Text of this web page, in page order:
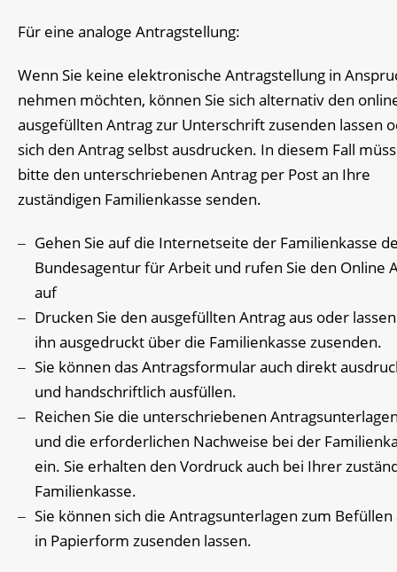
Für eine analoge Antragstellung:
Wenn Sie keine elektronische Antragstellung in
nehmen möchten, können Sie sich alternativ den
ausgefüllten Antrag zur Unterschrift zusenden lassen
sich den Antrag selbst ausdrucken. In diesem Fall
bitte den unterschriebenen Antrag per Post an Ihre
zuständigen Familienkasse senden.
Gehen Sie auf die Internetseite der Familienkasse
Bundesagentur für Arbeit und rufen Sie den Online
auf
Drucken Sie den ausgefüllten Antrag aus oder
ihn ausgedruckt über die Familienkasse zusenden.
Sie können das Antragsformular auch direkt
und handschriftlich ausfüllen.
Reichen Sie die unterschriebenen
und die erforderlichen Nachweise bei der
ein. Sie erhalten den Vordruck auch bei Ihrer
Familienkasse.
Sie können sich die Antragsunterlagen zum Befüllen
in Papierform zusenden lassen.